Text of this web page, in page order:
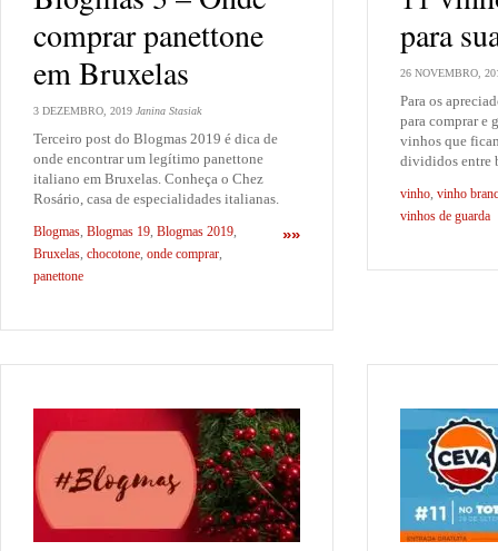
comprar panettone
em Bruxelas
3 DEZEMBRO, 2019 Janina Stasiak
Terceiro post do Blogmas 2019 é dica de
onde encontrar um legítimo panettone
italiano em Bruxelas. Conheça o Chez
Rosário, casa de especialidades italianas.
»»
Blogmas, Blogmas 19, Blogmas 2019,
Bruxelas, chocotone, onde comprar,
panettone
para
26 NOVEMBRO,
Para os
para comprar e
vinhos que
divididos entre
vinho, vinho
vinhos de guarda